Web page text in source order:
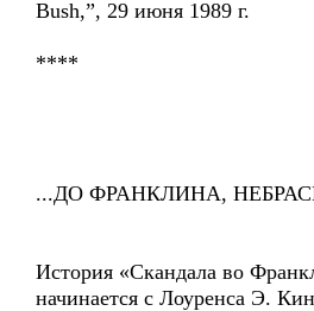
Bush,”, 29 июня 1989 г.
****
...ДО ФРАНКЛИНА,
История «Скандала во
начинается с Лоуренса Э.